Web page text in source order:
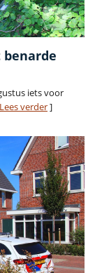
iets voor
Lees verder]